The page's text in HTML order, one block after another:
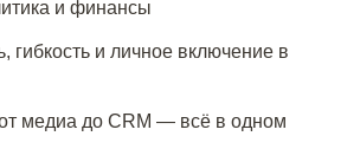
и финансы
гибкость и личное включение в
медиа до CRM — всё в одном